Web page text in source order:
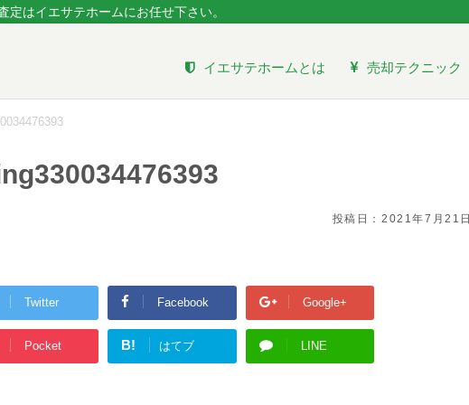
はイエサテホームにお任せ下さい。
イエサテホームとは 売却テクニック
投稿日： 2021年7月21日
Twitter Facebook Google+
Pocket B! はてブ LINE